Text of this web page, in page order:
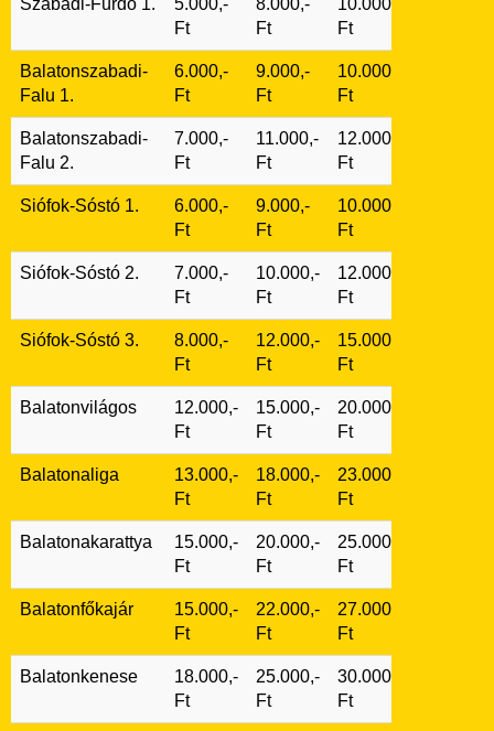
Ft
Ft
Ft
Balatonszabadi-
Falu 1.
6.000,-
Ft
9.000,-
Ft
10.000,-
Ft
Balatonszabadi-
Falu 2.
7.000,-
Ft
11.000,-
Ft
12.000,-
Ft
Siófok-Sóstó 1.
6.000,-
Ft
9.000,-
Ft
10.000,-
Ft
Siófok-Sóstó 2.
7.000,-
Ft
10.000,-
Ft
12.000,-
Ft
Siófok-Sóstó 3.
8.000,-
Ft
12.000,-
Ft
15.000,-
Ft
Balatonvilágos
12.000,-
Ft
15.000,-
Ft
20.000,-
Ft
Balatonaliga
13.000,-
Ft
18.000,-
Ft
23.000,-
Ft
Balatonakarattya
15.000,-
Ft
20.000,-
Ft
25.000,-
Ft
Balatonfőkajár
15.000,-
Ft
22.000,-
Ft
27.000,-
Ft
Balatonkenese
18.000,-
Ft
25.000,-
Ft
30.000,-
Ft